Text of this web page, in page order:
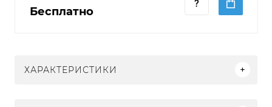
Бесплатно
ХАРАКТЕРИСТИКИ